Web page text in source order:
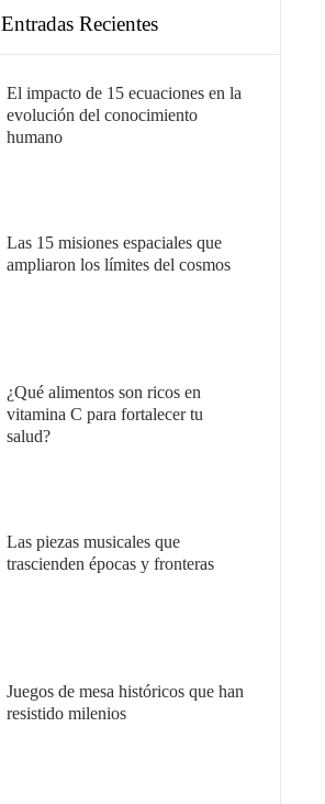
Entradas Recientes
El impacto de 15 ecuaciones en la
evolución del conocimiento
humano
Las 15 misiones espaciales que
ampliaron los límites del cosmos
¿Qué alimentos son ricos en
vitamina C para fortalecer tu
salud?
Las piezas musicales que
trascienden épocas y fronteras
Juegos de mesa históricos que han
resistido milenios